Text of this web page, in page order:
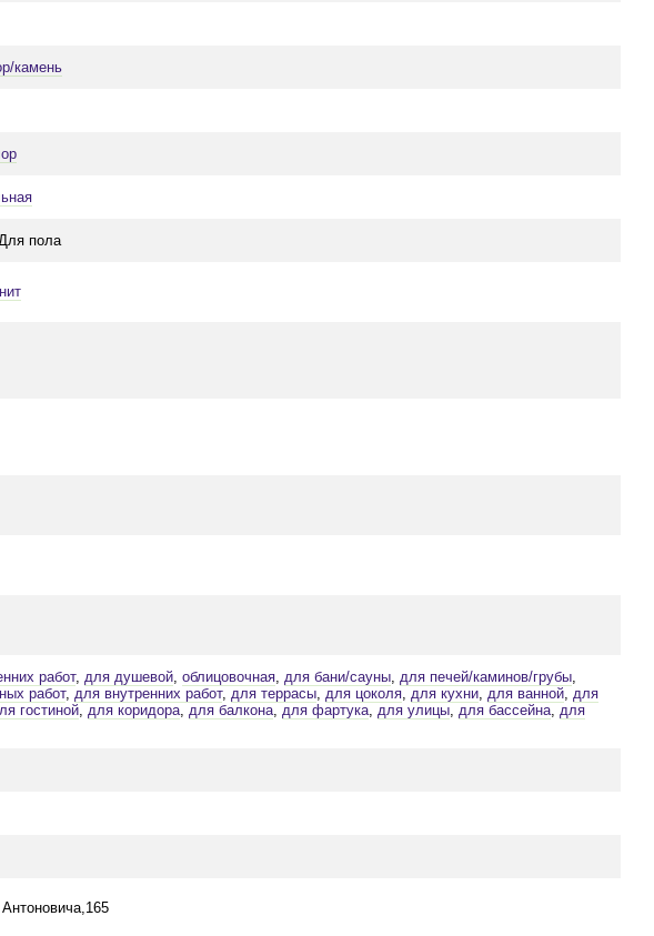
камень
пола
работ, для душевой, облицовочная, для бани/сауны, для печей/каминов/грубы,
работ, для внутренних работ, для террасы, для цоколя, для кухни, для ванной, для
гостиной, для коридора, для балкона, для фартука, для улицы, для бассейна, для